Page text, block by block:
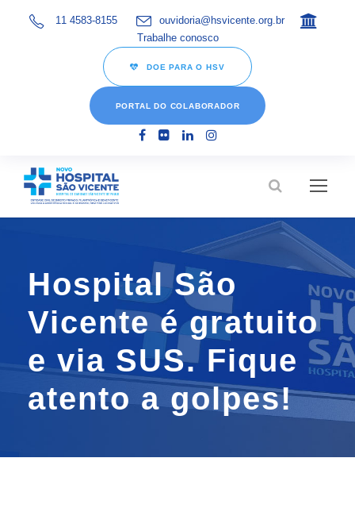
11 4583-8155
ouvidoria@hsvicente.org.br
Trabalhe conosco
DOE PARA O HSV
PORTAL DO COLABORADOR
Hospital São
Vicente é gratuito
e via SUS. Fique
atento a golpes!